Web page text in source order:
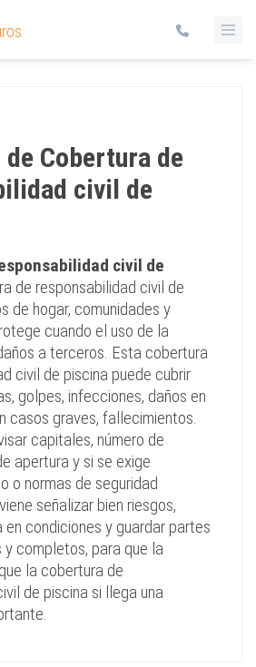
Cobertura de
civil de
civil de
de responsabilidad civil de
de hogar, comunidades y
cuando el uso de la
a terceros. Esta cobertura
civil de piscina puede cubrir
golpes, infecciones, daños en
casos graves, fallecimientos.
capitales, número de
apertura y si se exige
o normas de seguridad
señalizar bien riesgos,
en condiciones y guardar partes
completos, para que la
la cobertura de
de piscina si llega una